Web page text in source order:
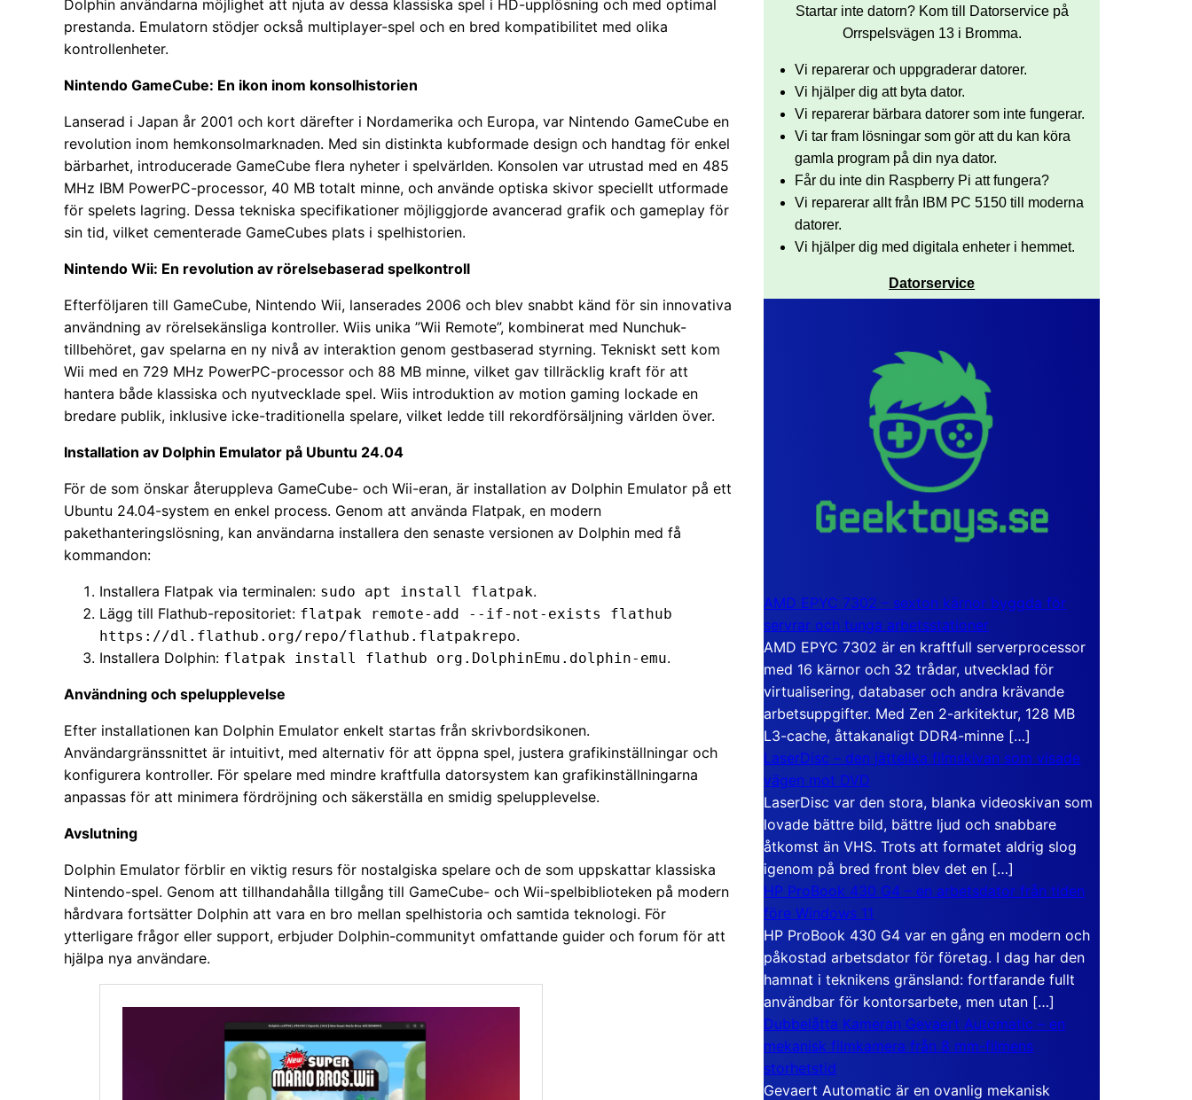
Dolphin användarna möjlighet att njuta av dessa klassiska spel i HD-upplösning och med optimal
prestanda. Emulatorn stödjer också multiplayer-spel och en bred kompatibilitet med olika
kontrollenheter.
Nintendo GameCube: En ikon inom konsolhistorien
Lanserad i Japan år 2001 och kort därefter i Nordamerika och Europa, var Nintendo GameCube en
revolution inom hemkonsolmarknaden. Med sin distinkta kubformade design och handtag för enkel
bärbarhet, introducerade GameCube flera nyheter i spelvärlden. Konsolen var utrustad med en 485
MHz IBM PowerPC-processor, 40 MB totalt minne, och använde optiska skivor speciellt utformade
för spelets lagring. Dessa tekniska specifikationer möjliggjorde avancerad grafik och gameplay för
sin tid, vilket cementerade GameCubes plats i spelhistorien.
Nintendo Wii: En revolution av rörelsebaserad spelkontroll
Efterföljaren till GameCube, Nintendo Wii, lanserades 2006 och blev snabbt känd för sin innovativa
användning av rörelsekänsliga kontroller. Wiis unika ”Wii Remote”, kombinerat med Nunchuk-
tillbehöret, gav spelarna en ny nivå av interaktion genom gestbaserad styrning. Tekniskt sett kom
Wii med en 729 MHz PowerPC-processor och 88 MB minne, vilket gav tillräcklig kraft för att
hantera både klassiska och nyutvecklade spel. Wiis introduktion av motion gaming lockade en
bredare publik, inklusive icke-traditionella spelare, vilket ledde till rekordförsäljning världen över.
Installation av Dolphin Emulator på Ubuntu 24.04
För de som önskar återuppleva GameCube- och Wii-eran, är installation av Dolphin Emulator på ett
Ubuntu 24.04-system en enkel process. Genom att använda Flatpak, en modern
pakethanteringslösning, kan användarna installera den senaste versionen av Dolphin med få
kommandon:
Installera Flatpak via terminalen: sudo apt install flatpak.
Lägg till Flathub-repositoriet: flatpak remote-add --if-not-exists flathub
https://dl.flathub.org/repo/flathub.flatpakrepo.
Installera Dolphin: flatpak install flathub org.DolphinEmu.dolphin-emu.
Användning och spelupplevelse
Efter installationen kan Dolphin Emulator enkelt startas från skrivbordsikonen.
Användargränssnittet är intuitivt, med alternativ för att öppna spel, justera grafikinställningar och
konfigurera kontroller. För spelare med mindre kraftfulla datorsystem kan grafikinställningarna
anpassas för att minimera fördröjning och säkerställa en smidig spelupplevelse.
Avslutning
Dolphin Emulator förblir en viktig resurs för nostalgiska spelare och de som uppskattar klassiska
Nintendo-spel. Genom att tillhandahålla tillgång till GameCube- och Wii-spelbiblioteken på modern
hårdvara fortsätter Dolphin att vara en bro mellan spelhistoria och samtida teknologi. För
ytterligare frågor eller support, erbjuder Dolphin-communityt omfattande guider och forum för att
hjälpa nya användare.
Startar inte datorn? Kom till Datorservice på
Orrspelsvägen 13 i Bromma.
Vi reparerar och uppgraderar datorer.
Vi hjälper dig att byta dator.
Vi reparerar bärbara datorer som inte fungerar.
Vi tar fram lösningar som gör att du kan köra
gamla program på din nya dator.
Får du inte din Raspberry Pi att fungera?
Vi reparerar allt från IBM PC 5150 till moderna
datorer.
Vi hjälper dig med digitala enheter i hemmet.
Datorservice
AMD EPYC 7302 – sexton kärnor byggda för
servrar och tunga arbetsstationer
AMD EPYC 7302 är en kraftfull serverprocessor
med 16 kärnor och 32 trådar, utvecklad för
virtualisering, databaser och andra krävande
arbetsuppgifter. Med Zen 2-arkitektur, 128 MB
L3-cache, åttakanaligt DDR4-minne […]
LaserDisc – den jättelika filmskivan som visade
vägen mot DVD
LaserDisc var den stora, blanka videoskivan som
lovade bättre bild, bättre ljud och snabbare
åtkomst än VHS. Trots att formatet aldrig slog
igenom på bred front blev det en […]
HP ProBook 430 G4 – en arbetsdator från tiden
före Windows 11
HP ProBook 430 G4 var en gång en modern och
påkostad arbetsdator för företag. I dag har den
hamnat i teknikens gränsland: fortfarande fullt
användbar för kontorsarbete, men utan […]
Dubbelåtta Kameran Gevaert Automatic – en
mekanisk filmkamera från 8 mm-filmens
storhetstid
Gevaert Automatic är en ovanlig mekanisk